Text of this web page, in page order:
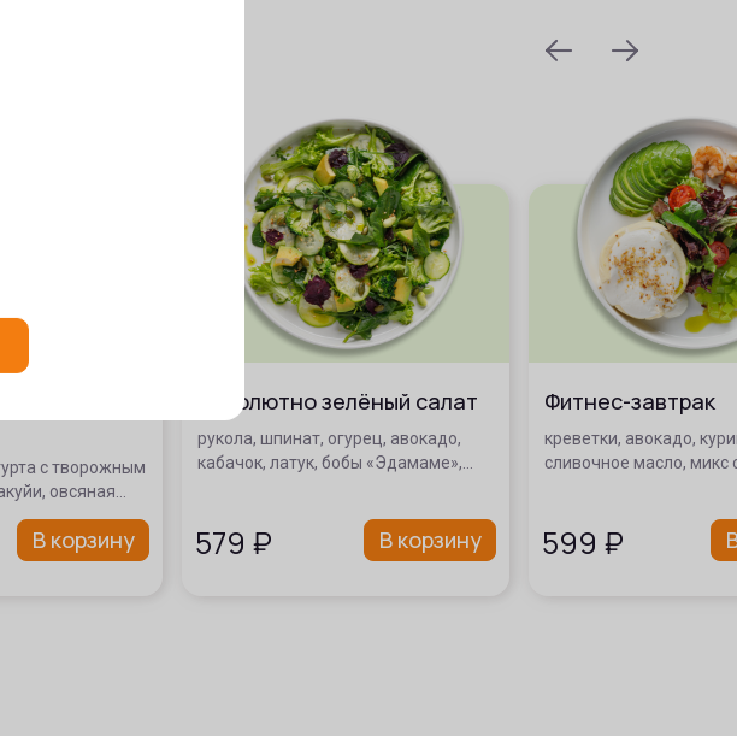
с творожным
овсяная…
В корзину
Абсолютно зелёный салат
рукола, шпинат, огурец, авокадо,
кабачок, латук, бобы «Эдамаме»,…
579 ₽ В корзину
Фитнес-завтрак
креветки, авокадо,
сливочное масло, микс
599 ₽
prev